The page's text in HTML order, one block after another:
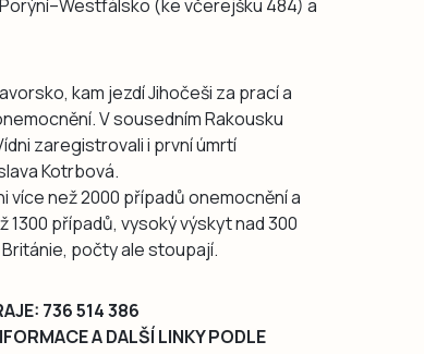
(ke včerejšku 484) a
kam jezdí Jihočeši za prací a
V sousedním Rakousku
zaregistrovali i první úmrtí
Kotrbová.
více než 2000 případů onemocnění a
případů, vysoký výskyt nad 300
počty ale stoupají.
736 514 386
A DALŠÍ LINKY PODLE